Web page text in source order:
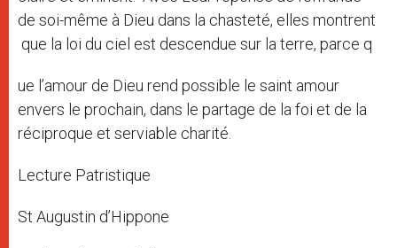
de soi-même à Dieu dans la chasteté, elles montrent
que la loi du ciel est descendue sur la terre, parce q
ue l’amour de Dieu rend possible le saint amour
envers le prochain, dans le partage de la foi et de la
réciproque et serviable charité.
Lecture Patristique
St Augustin d’Hippone